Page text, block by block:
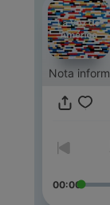
Nota
00:00